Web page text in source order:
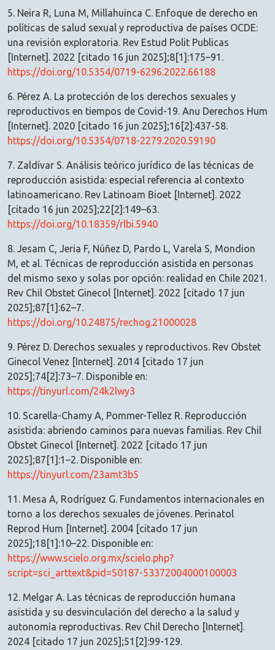
5. Neira R, Luna M, Millahuinca C. Enfoque de derecho en
políticas de salud sexual y reproductiva de países OCDE:
una revisión exploratoria. Rev Estud Polit Publicas
[Internet]. 2022 [citado 16 jun 2025];8[1]:175–91.
https://doi.org/10.5354/0719-6296.2022.66188
6. Pérez A. La protección de los derechos sexuales y
reproductivos en tiempos de Covid-19. Anu Derechos Hum
[Internet]. 2020 [citado 16 jun 2025];16[2]:437-58.
https://doi.org/10.5354/0718-2279.2020.59190
7. Zaldívar S. Análisis teórico jurídico de las técnicas de
reproducción asistida: especial referencia al contexto
latinoamericano. Rev Latinoam Bioet [Internet]. 2022
[citado 16 jun 2025];22[2]:149–63.
https://doi.org/10.18359/rlbi.5940
8. Jesam C, Jeria F, Núñez D, Pardo L, Varela S, Mondion
M, et al. Técnicas de reproducción asistida en personas
del mismo sexo y solas por opción: realidad en Chile 2021.
Rev Chil Obstet Ginecol [Internet]. 2022 [citado 17 jun
2025];87[1]:62–7.
https://doi.org/10.24875/rechog.21000028
9. Pérez D. Derechos sexuales y reproductivos. Rev Obstet
Ginecol Venez [Internet]. 2014 [citado 17 jun
2025];74[2]:73–7. Disponible en:
https://tinyurl.com/24k2lwy3
10. Scarella-Chamy A, Pommer-Tellez R. Reproducción
asistida: abriendo caminos para nuevas familias. Rev Chil
Obstet Ginecol [Internet]. 2022 [citado 17 jun
2025];87[1]:1–2. Disponible en:
https://tinyurl.com/23amt3b5
11. Mesa A, Rodríguez G. Fundamentos internacionales en
torno a los derechos sexuales de jóvenes. Perinatol
Reprod Hum [Internet]. 2004 [citado 17 jun
2025];18[1]:10–22. Disponible en:
https://www.scielo.org.mx/scielo.php?
script=sci_arttext&pid=S0187-53372004000100003
12. Melgar A. Las técnicas de reproducción humana
asistida y su desvinculación del derecho a la salud y
autonomía reproductivas. Rev Chil Derecho [Internet].
2024 [citado 17 jun 2025];51[2]:99-129.